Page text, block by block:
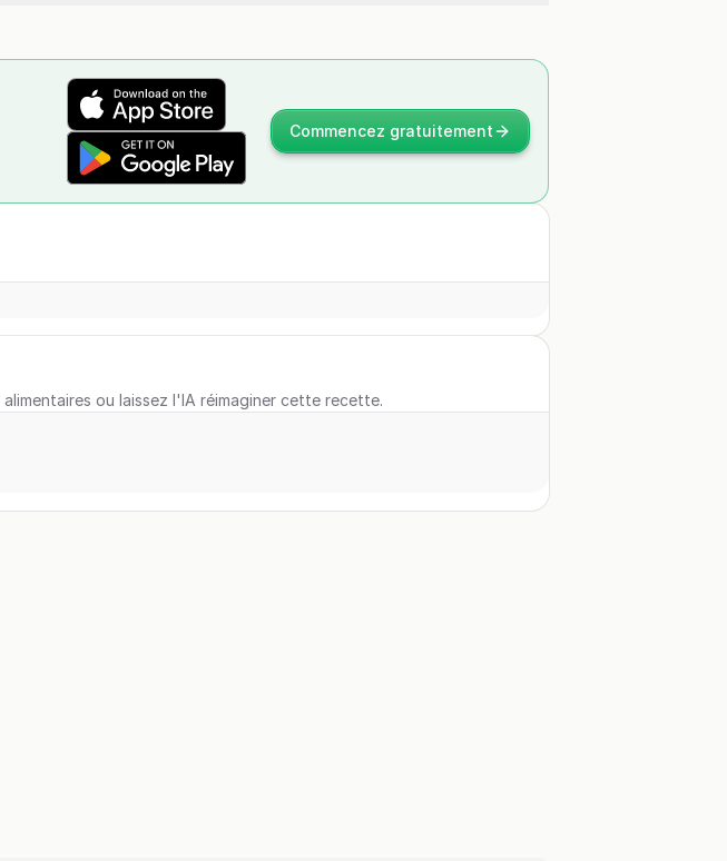
Commencez gratuitement
ou laissez l'IA réimaginer cette recette.